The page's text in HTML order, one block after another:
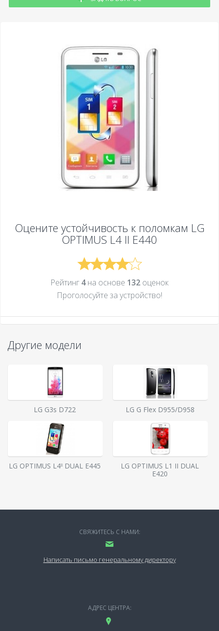
Оцените устойчивость к поломкам LG
OPTIMUS L4 II E440
Рейтинг 4на основе 132 оценок
Проголосуйте за устройcтво!
Другие модели
LG G3s D722 LG G Flex D955/D958
LG OPTIMUS L4ˡˡ DUAL E445
LG OPTIMUS L1 II DUAL
E420
СВЯЖИТЕСЬ С НАМИ:
Написать письмо генеральному директору
АДРЕС ЦЕНТРА: